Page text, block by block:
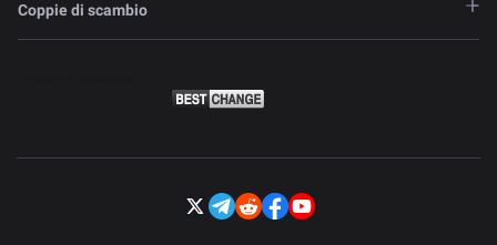
Coppie di scambio